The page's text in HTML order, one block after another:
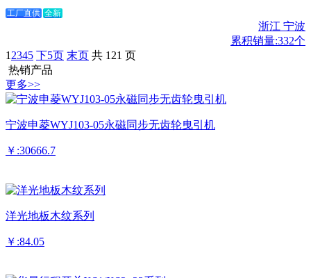
工厂直供 全新
浙江 宁波
累积销量:332个
1 2345 下5页 末页 共 121 页
热销产品
更多>>
宁波申菱WYJ103-05永磁同步无齿轮曳引机
￥:30666.7
洋光地板木纹系列
￥:84.05